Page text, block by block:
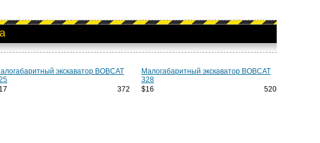
экскаватор BOBCAT
372
Малогабаритный экскаватор BOBCAT
328
$16 520